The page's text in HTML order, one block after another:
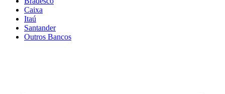
Caixa
Itaú
Santander
Outros Bancos